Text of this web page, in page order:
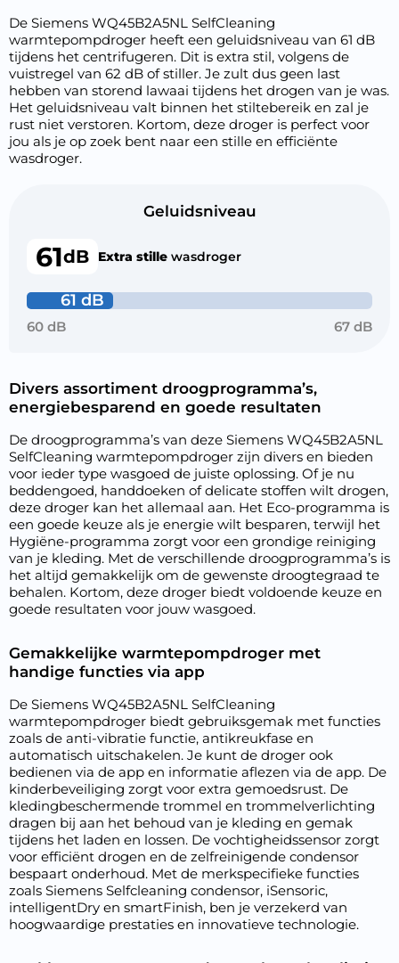
De Siemens WQ45B2A5NL SelfCleaning
warmtepompdroger heeft een geluidsniveau van 61 dB
tijdens het centrifugeren. Dit is extra stil, volgens de
vuistregel van 62 dB of stiller. Je zult dus geen last
hebben van storend lawaai tijdens het drogen van je was.
Het geluidsniveau valt binnen het stiltebereik en zal je
rust niet verstoren. Kortom, deze droger is perfect voor
jou als je op zoek bent naar een stille en efficiënte
wasdroger.
Geluidsniveau
61dB Extra stille wasdroger
61 dB
60 dB 67 dB
Divers assortiment droogprogramma’s,
energiebesparend en goede resultaten
De droogprogramma’s van deze Siemens WQ45B2A5NL
SelfCleaning warmtepompdroger zijn divers en bieden
voor ieder type wasgoed de juiste oplossing. Of je nu
beddengoed, handdoeken of delicate stoffen wilt drogen,
deze droger kan het allemaal aan. Het Eco-programma is
een goede keuze als je energie wilt besparen, terwijl het
Hygiëne-programma zorgt voor een grondige reiniging
van je kleding. Met de verschillende droogprogramma’s is
het altijd gemakkelijk om de gewenste droogtegraad te
behalen. Kortom, deze droger biedt voldoende keuze en
goede resultaten voor jouw wasgoed.
Gemakkelijke warmtepompdroger met
handige functies via app
De Siemens WQ45B2A5NL SelfCleaning
warmtepompdroger biedt gebruiksgemak met functies
zoals de anti-vibratie functie, antikreukfase en
automatisch uitschakelen. Je kunt de droger ook
bedienen via de app en informatie aflezen via de app. De
kinderbeveiliging zorgt voor extra gemoedsrust. De
kledingbeschermende trommel en trommelverlichting
dragen bij aan het behoud van je kleding en gemak
tijdens het laden en lossen. De vochtigheidssensor zorgt
voor efficiënt drogen en de zelfreinigende condensor
bespaart onderhoud. Met de merkspecifieke functies
zoals Siemens Selfcleaning condensor, iSensoric,
intelligentDry en smartFinish, ben je verzekerd van
hoogwaardige prestaties en innovatieve technologie.